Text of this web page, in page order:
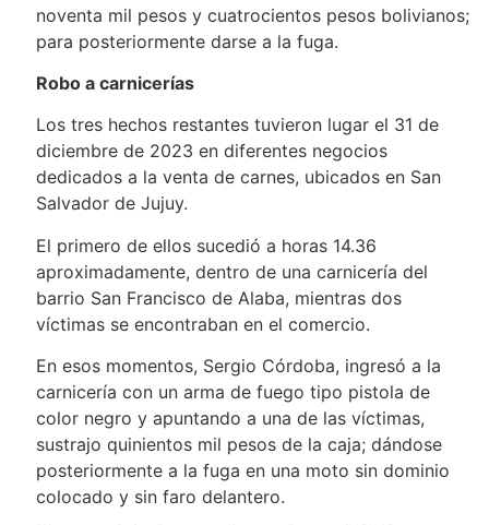
noventa mil pesos y cuatrocientos pesos bolivianos;
para posteriormente darse a la fuga.
Robo a carnicerías
Los tres hechos restantes tuvieron lugar el 31 de
diciembre de 2023 en diferentes negocios
dedicados a la venta de carnes, ubicados en San
Salvador de Jujuy.
El primero de ellos sucedió a horas 14.36
aproximadamente, dentro de una carnicería del
barrio San Francisco de Alaba, mientras dos
víctimas se encontraban en el comercio.
En esos momentos, Sergio Córdoba, ingresó a la
carnicería con un arma de fuego tipo pistola de
color negro y apuntando a una de las víctimas,
sustrajo quinientos mil pesos de la caja; dándose
posteriormente a la fuga en una moto sin dominio
colocado y sin faro delantero.